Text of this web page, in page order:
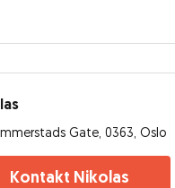
Gate, 0363, Oslo
Kontakt Nikolas